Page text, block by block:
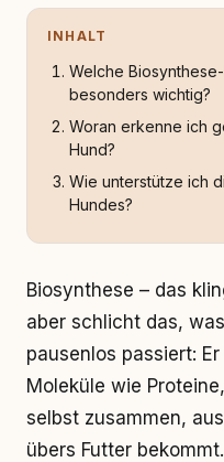
INHALT
Welche
besonders wichtig?
Woran erkenne ich
Hund?
Wie unterstütze ich
Hundes?
Biosynthese – das
aber schlicht das,
pausenlos passiert:
Moleküle wie
selbst zusammen,
übers Futter bekommt.